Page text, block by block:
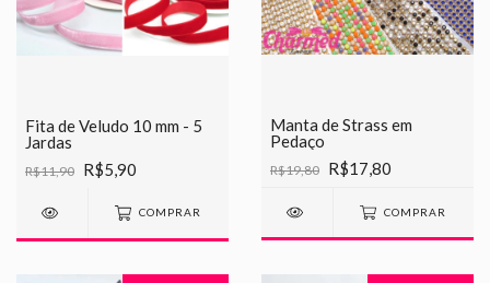
Fita de Veludo 10 mm - 5
Jardas
R$11,90 R$5,90
COMPRAR
Manta de Strass em
Pedaço
R$19,80 R$17,80
COMPRAR